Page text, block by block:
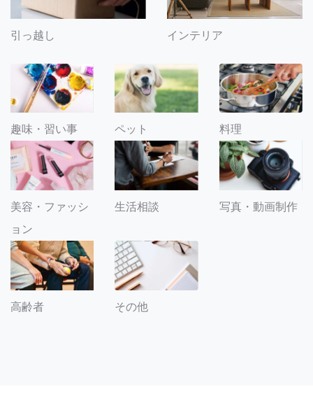
引っ越し インテリア
趣味・習い事 ペット 料理
美容・ファッシ
ョン
生活相談 写真・動画制作
高齢者 その他